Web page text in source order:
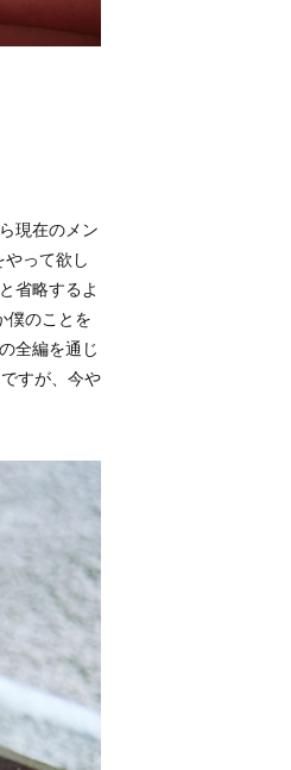
現在のメン
って欲し
省略するよ
僕のことを
全編を通じ
すが、今や